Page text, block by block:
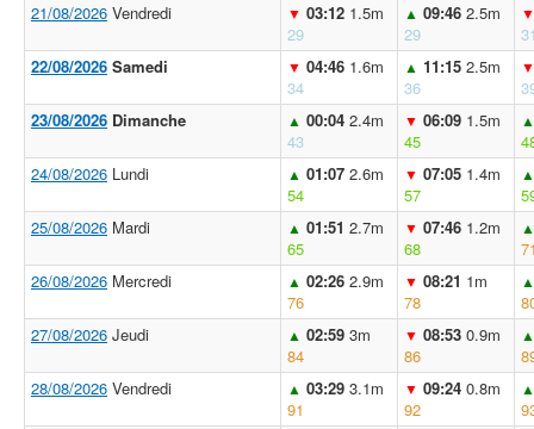
21/08/2026 Vendredi ▼ 03:12 1.5m
29
▲ 09:46 2.5m
29
▼
22/08/2026 Samedi ▼ 04:46 1.6m
34
▲ 11:15 2.5m
36
▼
23/08/2026 Dimanche ▲ 00:04 2.4m
43
▼ 06:09 1.5m
45
▲
24/08/2026 Lundi ▲ 01:07 2.6m
54
▼ 07:05 1.4m
57
▲
25/08/2026 Mardi ▲ 01:51 2.7m
65
▼ 07:46 1.2m
68
▲
26/08/2026 Mercredi ▲ 02:26 2.9m
76
▼ 08:21 1m
78
▲
27/08/2026 Jeudi ▲ 02:59 3m
84
▼ 08:53 0.9m
86
▲
28/08/2026 Vendredi ▲ 03:29 3.1m
91
▼ 09:24 0.8m
92
▲